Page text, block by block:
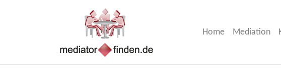
Home Mediation